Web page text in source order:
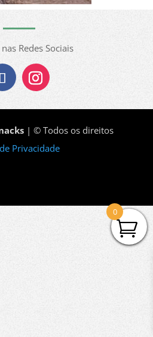
Redes Sociais
| © Todos os direitos
Privacidade
0